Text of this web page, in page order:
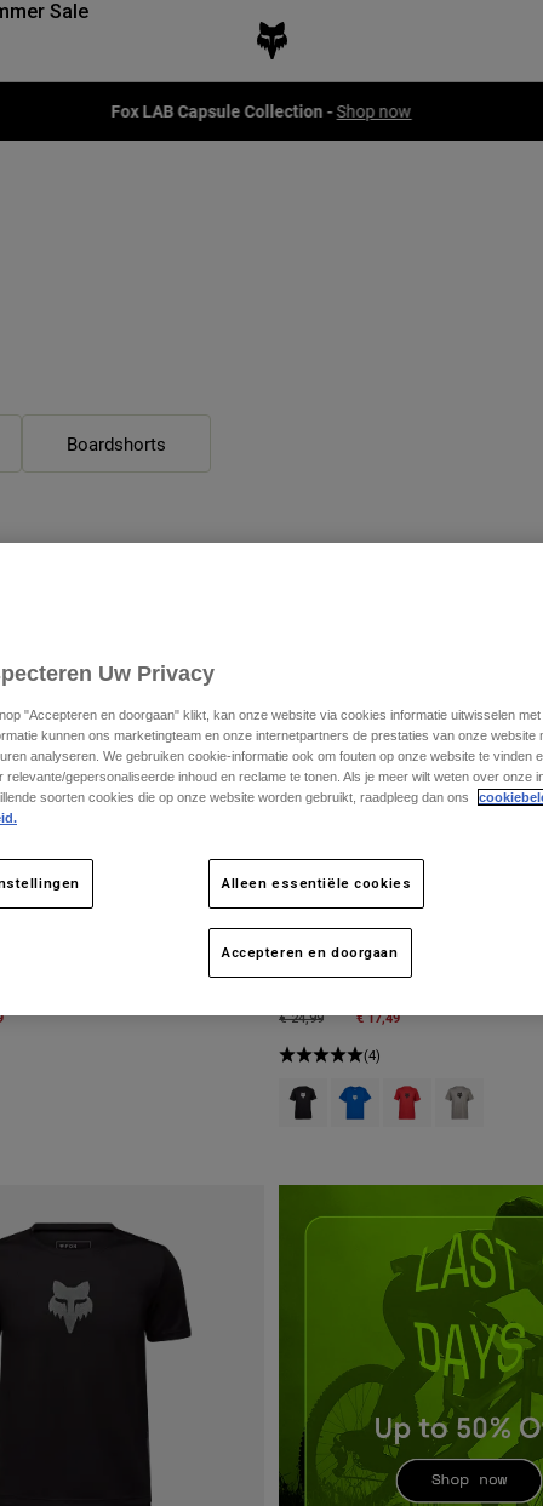
Sale
Fox LAB Capsule Collection -Shop now
Boardshorts
Absolute
of Blauw.
type of Heide Grafietgrijs.
Kinder-T-shirt Youth Fox Legacy
Price reduced from
€ 24,99to € 17,49
(4)
Product swatch type of Zwart.
Product swatch type of
Product swatch type
Product
Uw Privacy
"Accepteren en doorgaan" klikt, kan onze website via cookies informatie uitwisselen
kunnen ons marketingteam en onze internetpartners de prestaties van onze website
analyseren. We gebruiken cookie-informatie ook om fouten op onze website te vinden
relevante/gepersonaliseerde inhoud en reclame te tonen. Als je meer wilt weten over onze
soorten cookies die op onze website worden gebruikt, raadpleeg dan ons
Alleen essentiële cookies
Accepteren en doorgaan